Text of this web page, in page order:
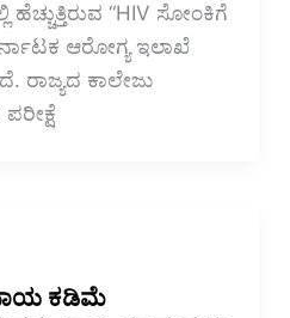
“HIV ಸೋಂಕಿಗೆ
ಆರೋಗ್ಯ ಇಲಾಖೆ
ರಾಜ್ಯದ ಕಾಲೇಜು
ಕಡಿಮೆ